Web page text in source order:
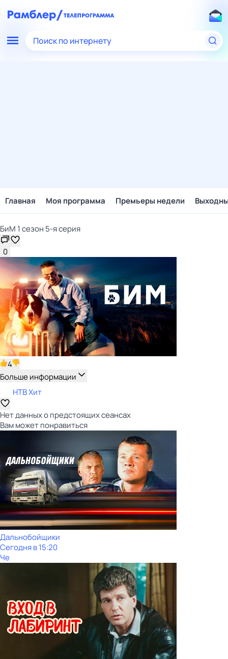
Поиск по интернету
Главная Моя программа Премьеры недели
БиМ 1 сезон 5-я серия
0
4
Больше информации
НТВ Хит
Нет данных о предстоящих сеансах
Вам может понравиться
Дальнобойщики
Сегодня в 15:20
Че